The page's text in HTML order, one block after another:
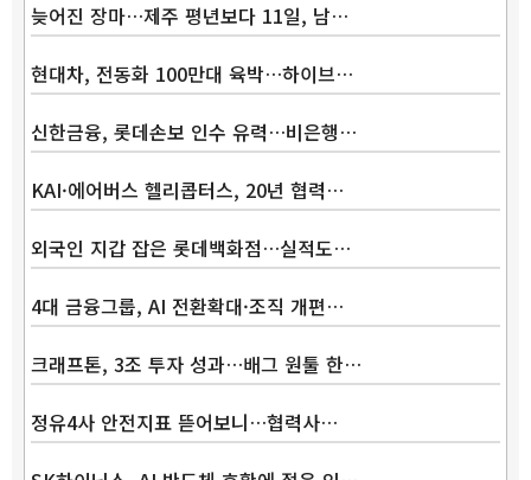
늦어진 장마…제주 평년보다 11일, 남…
현대차, 전동화 100만대 육박…하이브…
신한금융, 롯데손보 인수 유력…비은행…
KAI·에어버스 헬리콥터스, 20년 협력…
외국인 지갑 잡은 롯데백화점…실적도…
4대 금융그룹, AI 전환확대·조직 개편…
크래프톤, 3조 투자 성과…배그 원툴 한…
정유4사 안전지표 뜯어보니…협력사…